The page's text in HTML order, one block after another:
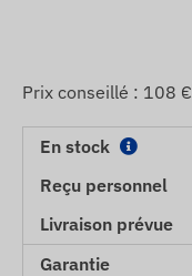
Prix ​​conseillé : 108 €
En stock
Reçu personnel
Livraison prévue
Garantie